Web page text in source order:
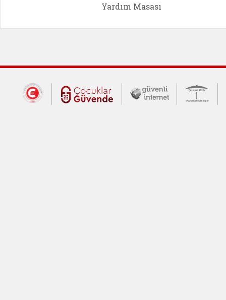
Yardım Masası
Dış Bağlantılar
Cumhurbaşkanlığı İletişim Merkezi
Çocuklar Güvende (yeni
Güvenli